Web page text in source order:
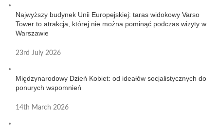
Najwyższy budynek Unii Europejskiej: taras widokowy Varso
Tower to atrakcja, której nie można pominąć podczas wizyty w
Warszawie
23rd July 2026
Międzynarodowy Dzień Kobiet: od ideałów socjalistycznych do
ponurych wspomnień
14th March 2026